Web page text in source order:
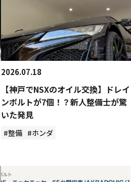
2026.07.18
【神戸でNSXのオイル交換】ドレイ
ンボルトが7個！？新人整備士が驚
いた発見
#整備 #ホンダ